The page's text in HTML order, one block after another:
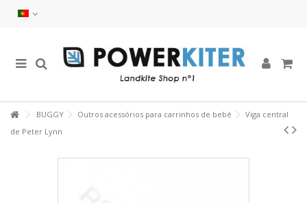
BUGGY Outros acessórios para carrinhos de bebé
Viga central
de Peter Lynn